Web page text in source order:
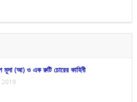
মূসা (আ) ও এক রুটি চোরের কাহিনী